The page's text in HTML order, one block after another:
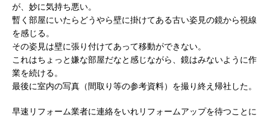
が、妙に気持ち悪い。
暫く部屋にいたらどうやら壁に掛けてある古い姿見の鏡から視線
を感じる。
その姿見は壁に張り付けてあって移動ができない。
これはちょっと嫌な部屋だなと感じながら、鏡はみないように作
業を続ける。
最後に室内の写真（間取り等の参考資料）を撮り終え帰社した。
早速リフォーム業者に連絡をいれリフォームアップを待つことに